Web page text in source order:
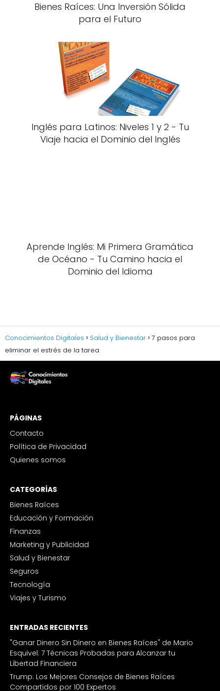
Bienes Raíces: Una Inversión Sólida
para el Futuro
Inglés para Latinos: Niveles 1 y 2 - Tu
Viaje hacia el Dominio del Inglés
Aprende Inglés: Mi Primera Gramática
de Océano - Tu Camino hacia el
Dominio del Idioma
Conocimientos Digitales Salud y Bienestar
7 pasos para
eliminar el estrés de la tarea
PÁGINAS
Contacto
Política de Privacidad
Quienes somos
CATEGORÍAS
Bienes Raíces
Educación y Formación
Finanzas
Marketing y Publicidad
Salud y Bienestar
Seguros
Tecnología
Viajes y Turismo
ENTRADAS RECIENTES
"Ganar Dinero Sin Dinero en Bienes Raíces" de Mario
Esquivel: 7 Técnicas Probadas para Alcanzar tu
Libertad Financiera
Trump: Los Mejores Consejos de Bienes Raíces
Compartidos por 100 Expertos